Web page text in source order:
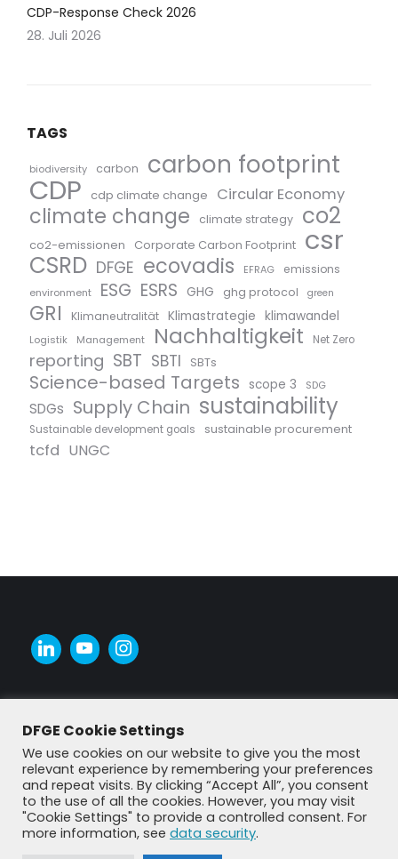
CDP-Response Check 2026
28. Juli 2026
TAGS
biodiversity carbon carbon footprint
CDP cdp climate change Circular Economy
climate change climate strategy co2
co2-emissionen Corporate Carbon Footprint csr
CSRD DFGE ecovadis EFRAG emissions
environment ESG ESRS GHG ghg protocol green
GRI Klimaneutralität Klimastrategie klimawandel
Logistik Management Nachhaltigkeit Net Zero
reporting SBT SBTI SBTs
Science-based Targets scope 3 SDG
SDGs Supply Chain sustainability
Sustainable development goals sustainable procurement
tcfd UNGC
DFGE Cookie Settings
We use cookies on our website to give you the most
relevant experience by remembering your preferences
and repeat visits. By clicking “Accept All”, you consent
to the use of all the cookies. However, you may visit
"Cookie Settings" to provide a controlled consent. For
more information, see data security.